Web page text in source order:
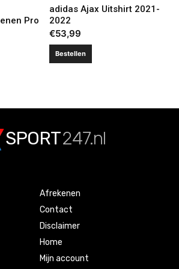
Pro
adidas Ajax Uitshirt 2021-
2022
€53,99
Bestellen
SPORT247.nl
Afrekenen
Contact
Disclaimer
Home
Mijn account